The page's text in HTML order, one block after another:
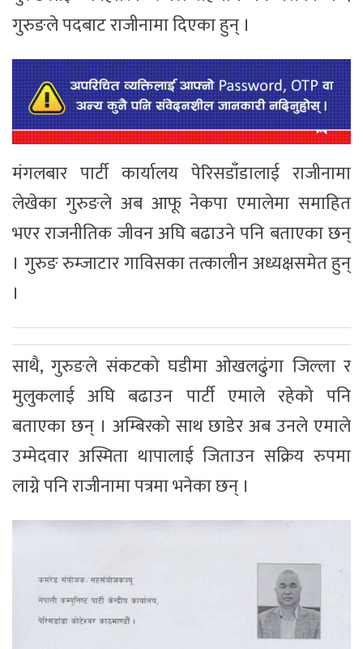
गुरुङले पदबाट राजीनामा दिएका हुन् ।
मंगलबार पार्टी कार्यालय पेरिसडाँडालाई राजीनामा
लेखेका गुरुङले अब आफू नेकपा एमालेमा समाहित
भएर राजनीतिक जीवन अघि बढाउने पनि बताएका छन्
। गुरुङ रुम्जाटार गाविसका तत्कालीन अध्यक्षसमेत हुन्
।
साथै, गुरुङले संकटको घडीमा ओखलढुंगा जिल्ला र
मुलुकलाई अघि बढाउन पार्टी एमाले रहेको पनि
बताएका छन् । अम्बिरको साथ छाडेर अब उनले एमाले
उम्मेदवार अस्मिता थापालाई जिताउन सक्रिय रुपमा
लाग्ने पनि राजीनामा पत्रमा भनेका छन् ।